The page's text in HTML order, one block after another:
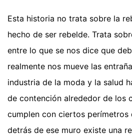
Esta historia no trata sobre la
hecho de ser rebelde. Trata
entre lo que se nos dice que
realmente nos mueve las
industria de la moda y la salud
de contención alrededor de los
cumplen con ciertos perímetros
detrás de ese muro existe una